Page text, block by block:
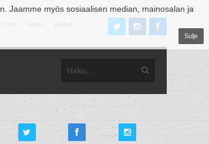
Jaamme myös sosiaalisen median, mainosalan ja
Sulje